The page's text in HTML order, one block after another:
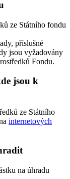
ze Státního fondu
příslušné
jsou vyžadovány
Fondu.
jsou k
ze Státního
internetových
na úhradu